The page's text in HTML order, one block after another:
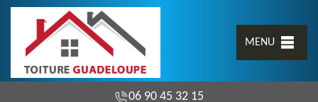
MENU
06 90 45 32 15